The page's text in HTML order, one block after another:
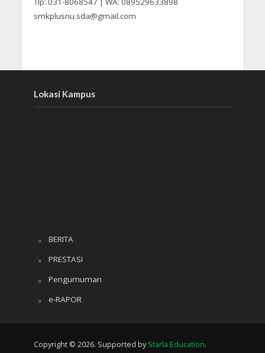
smkplusnu.sda@gmail.com
Lokasi Kampus
BERITA
PRESTASI
Pengumuman
e-RAPOR
Copyright © 2026. Supported by Starla Education.